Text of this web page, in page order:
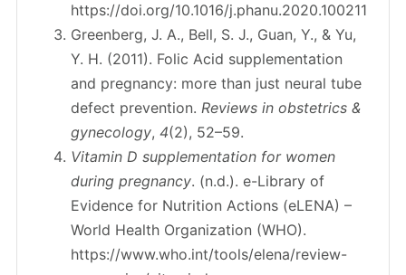
https://doi.org/10.1016/j.phanu.2020.100211
Greenberg, J. A., Bell, S. J., Guan, Y., & Yu,
Y. H. (2011). Folic Acid supplementation
and pregnancy: more than just neural tube
defect prevention. Reviews in obstetrics &
gynecology, 4(2), 52–59.
Vitamin D supplementation for women
during pregnancy. (n.d.). e-Library of
Evidence for Nutrition Actions (eLENA) –
World Health Organization (WHO).
https://www.who.int/tools/elena/review-